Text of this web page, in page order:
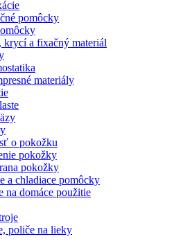
pomôcky
krycí a fixačný materiál
materiály
o pokožku
pokožky
pokožky
a chladiace pomôcky
na domáce použitie
poliče na lieky